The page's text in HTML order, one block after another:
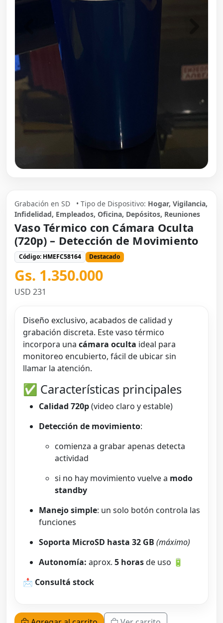
Grabación en SD • Tipo de Dispositivo: Hogar, Vigilancia,
Infidelidad, Empleados, Oficina, Depósitos, Reuniones
Vaso Térmico con Cámara Oculta
(720p) – Detección de Movimiento
Código: HMEFC58164 Destacado
Gs. 1.350.000
USD 231
Diseño exclusivo, acabados de calidad y
grabación discreta. Este vaso térmico
incorpora una cámara oculta ideal para
monitoreo encubierto, fácil de ubicar sin
llamar la atención.
✅ Características principales
Calidad 720p(video claro y estable)
Detección de movimiento:
comienza a grabar apenas detecta
actividad
si no hay movimiento vuelve a modo
standby
Manejo simple: un solo botón controla las
funciones
Soporta MicroSD hasta 32 GB (máximo)
Autonomía: aprox. 5 horasde uso 🔋
📩 Consultá stock